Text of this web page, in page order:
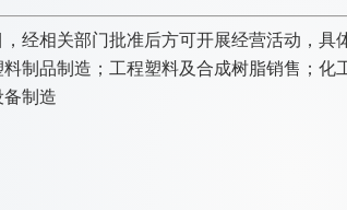
经相关部门批准后方可开展经营活动，
制品制造；工程塑料及合成树脂销售；
制造